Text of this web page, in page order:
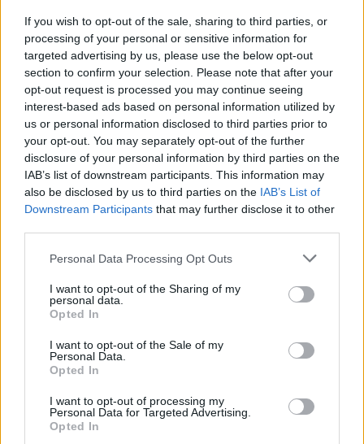
If you wish to opt-out of the sale, sharing to third parties, or
processing of your personal or sensitive information for
targeted advertising by us, please use the below opt-out
section to confirm your selection. Please note that after your
opt-out request is processed you may continue seeing
interest-based ads based on personal information utilized by
us or personal information disclosed to third parties prior to
your opt-out. You may separately opt-out of the further
disclosure of your personal information by third parties on the
IAB’s list of downstream participants. This information may
also be disclosed by us to third parties on the IAB’s List of
Downstream Participants that may further disclose it to other
Personal Data Processing Opt Outs
I want to opt-out of the Sharing of my
personal data.
Opted In
I want to opt-out of the Sale of my
Personal Data.
Opted In
I want to opt-out of processing my
Personal Data for Targeted Advertising.
Opted In
Zatímco ve vodě klesá podíl dusičnanů, nedá se to bohužel
říci o fosforu, který se dostává do nádrže Slapy zejména s
nedostatečně vyčištěnou vodou z čistíren odpadních vod a
který je hlavní příčinou růstu sinic. Změny v koloběhu
fosforu jsou pak příčinou větší zranitelnosti tohoto zdroje
vůči eutrofizaci. Na Slapech rovněž narůstá podíl chloridů
a sodíku, což svědčí o rostoucí spotřebě soli při chemické
údržbě silnic v zimním období.
Vliv klimatické změny na kvalitu vody je zase jasně
demonstrován na obou nádržích nárůstem teploty
hladinové vrstvy od počátku devadesátých let. „Na Římově i
na Slapech vzrostla teplota vody za posledních 30 let o cca
1 °C, tedy zhruba 0.3 stupně za jednu dekádu. Největší
Po analýzách iontového složení vody a dalších abiotických
faktorů se vědci následně zaměří na to, jak na změny
kvality vody zareagovaly živé organismy.